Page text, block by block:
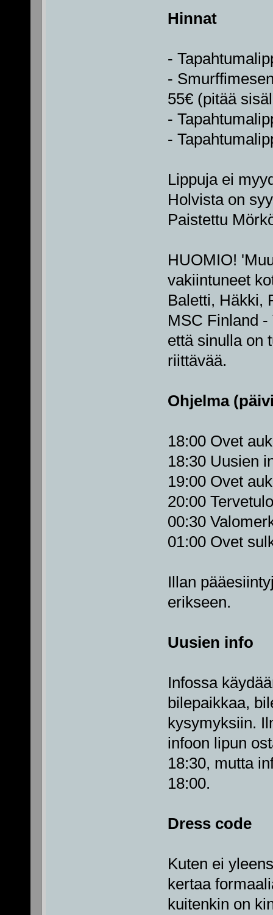
Hinnat
-
-
55€ (pitää
-
-
Lippuja ei
Holvista on
Paistettu
HUOMIO!
vakiintuneet
Baletti, Häkki,
MSC Finland
että sinulla on
riittävää.
Ohjelma
18:00 Ovet
18:30 Uusien
19:00 Ovet
20:00
00:30
01:00 Ovet
Illan
erikseen.
Uusien info
Infossa
bilepaikkaa,
kysymyksiin.
infoon lipun
18:30, mutta
18:00.
Dress code
Kuten ei
kertaa
kuitenkin on